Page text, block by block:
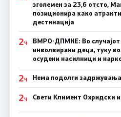
зголемен за 23,6 отсто,
позиционира како
дестинација
2Ч
ВМРО-ДПМНЕ: Во случајот
инволвирани деца, туку
осудени насилници и
2Ч Нема подолги
2Ч Свети Климент Охридски